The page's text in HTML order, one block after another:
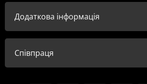
Додаткова інформація
Співпраця